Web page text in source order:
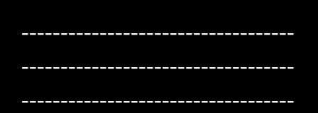
-----------------------------------
-----------------------------------
-----------------------------------